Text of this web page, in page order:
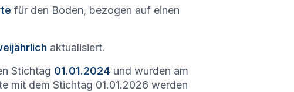
für den Boden, bezogen auf einen
aktualisiert.
Stichtag 01.01.2024 und wurden am
mit dem Stichtag 01.01.2026 werden